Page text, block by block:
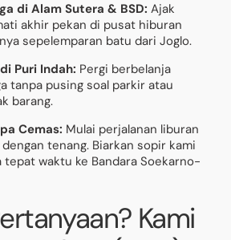
di Alam Sutera & BSD: Ajak
akhir pekan di pusat hiburan
sepelemparan batu dari Joglo.
Puri Indah: Pergi berbelanja
tanpa pusing soal parkir atau
barang.
Cemas: Mulai perjalanan liburan
tenang. Biarkan sopir kami
tepat waktu ke Bandara Soekarno-
Kami